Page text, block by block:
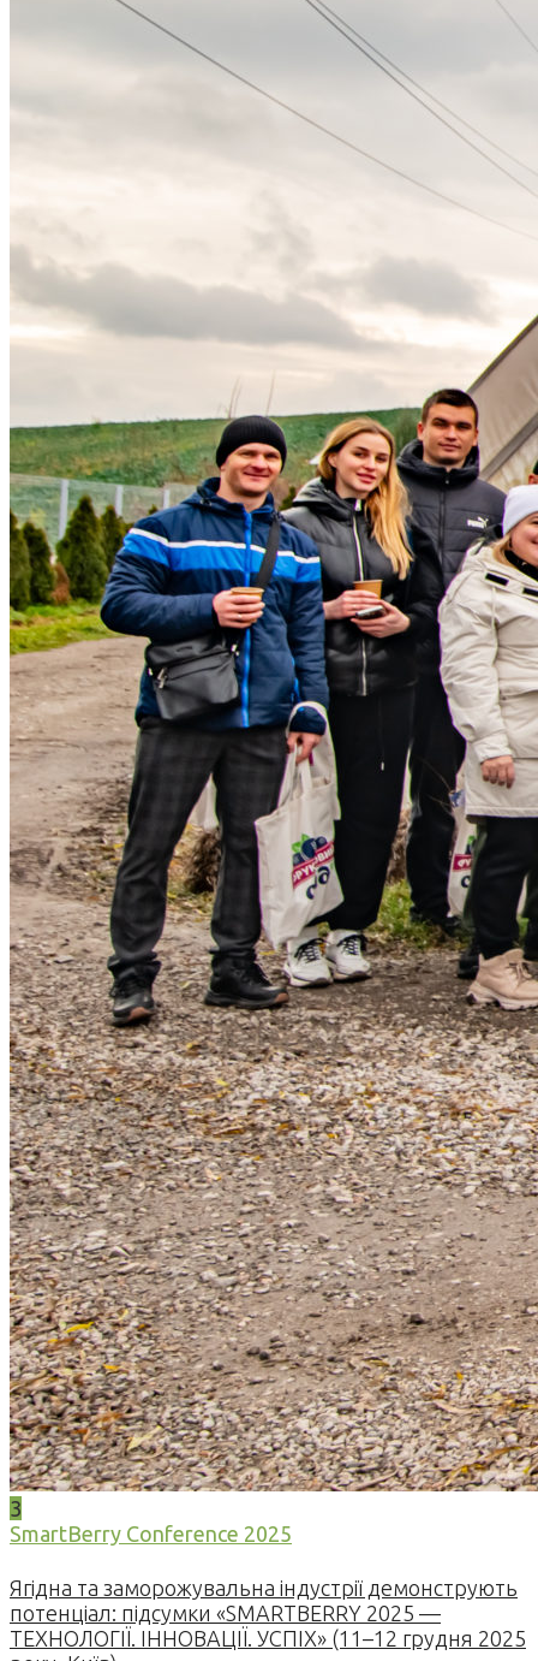
3
SmartBerry Conference 2025
Ягідна та заморожувальна індустрії демонструють
потенціал: підсумки «SMARTBERRY 2025 —
ТЕХНОЛОГІЇ. ІННОВАЦІЇ. УСПІХ» (11–12 грудня 2025